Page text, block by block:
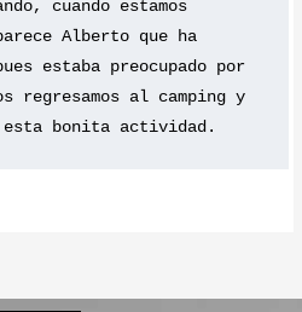
cuando estamos
Alberto que ha
estaba preocupado por
regresamos al camping y
esta bonita actividad.